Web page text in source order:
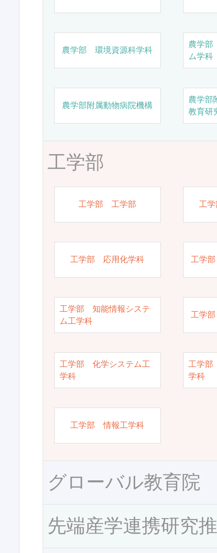
農学部 環境資源科学科
農学
ム学科
農学部附属動物病院機構
農学部
教育研
工学部
工学部 工学部 工
工学部 応用化学科 工学
工学部 知能情報システ
ム工学科
工学
工学部 化学システム工
学科
工学部
学科
工学部 情報工学科
グローバル教育院
先端産学連携研究